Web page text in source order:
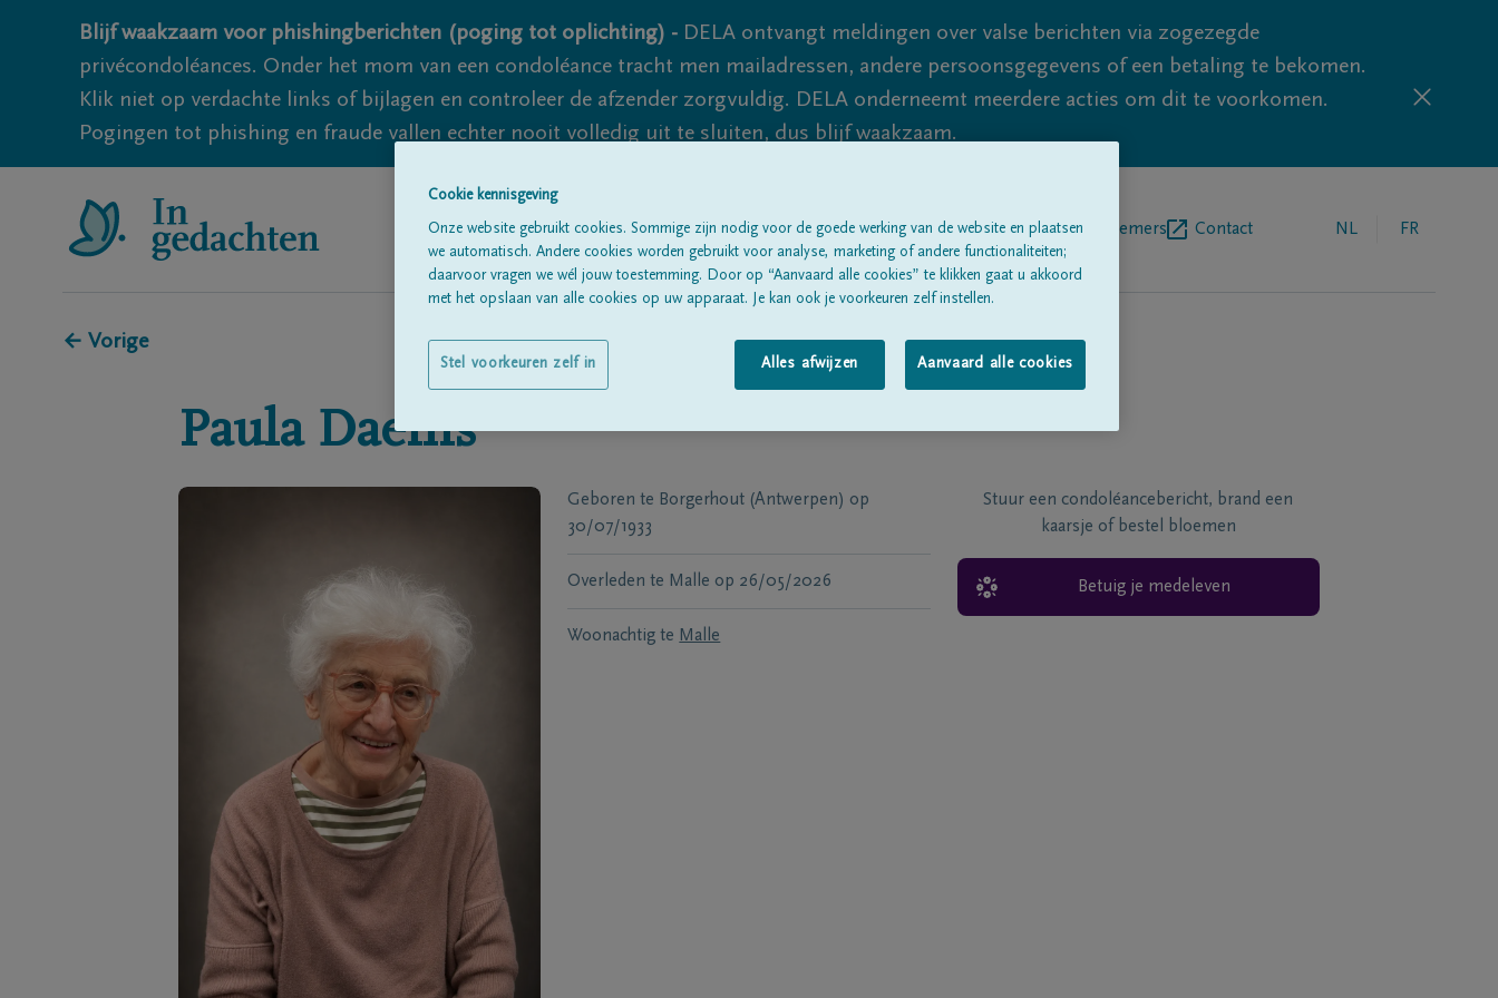
Blijf waakzaam voor phishingberichten (poging tot oplichting) - DELA ontvangt meldingen over valse berichten via zogezegde
privécondoléances. Onder het mom van een condoléance tracht men mailadressen, andere persoonsgegevens of een betaling te bekomen.
Klik niet op verdachte links of bijlagen en controleer de afzender zorgvuldig. DELA onderneemt meerdere acties om dit te voorkomen.
Pogingen tot phishing en fraude vallen echter nooit volledig uit te sluiten, dus blijf waakzaam.
Alle rouwberichtenOver onsBegrafenisondernemers Contact NL FR
← Vorige
Paula Daems
Geboren te Borgerhout (Antwerpen) op
30/07/1933
Overleden te Malle op 26/05/2026
Woonachtig te Malle
Stuur een condoléancebericht, brand een
kaarsje of bestel bloemen
Betuig je medeleven
Cookie kennisgeving
Onze website gebruikt cookies. Sommige zijn nodig voor de goede werking van de website en plaatsen
we automatisch. Andere cookies worden gebruikt voor analyse, marketing of andere functionaliteiten;
daarvoor vragen we wél jouw toestemming. Door op “Aanvaard alle cookies” te klikken gaat u akkoord
met het opslaan van alle cookies op uw apparaat. Je kan ook je voorkeuren zelf instellen.
Alles afwijzen Aanvaard alle cookies
Stel voorkeuren zelf in